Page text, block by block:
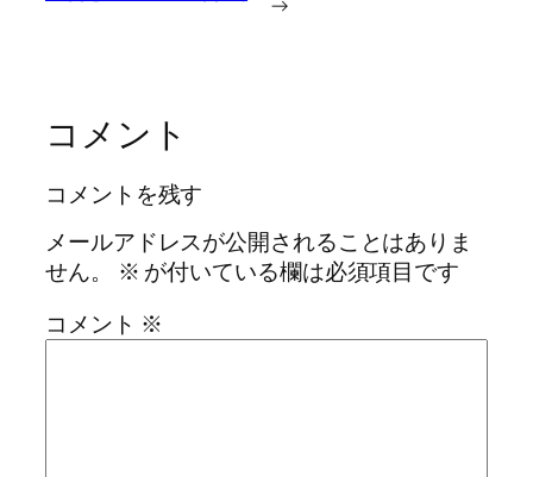
コメント
コメントを残す
メールアドレスが公開されることはありま
せん。
※ が付いている欄は必須項目です
コメント ※